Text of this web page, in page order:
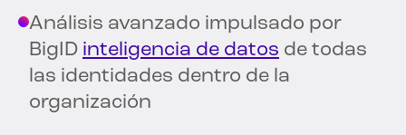
Análisis avanzado impulsado por
BigID inteligencia de datos de todas
las identidades dentro de la
organización